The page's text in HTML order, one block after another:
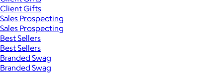
Client Gifts
Sales Prospecting
Sales Prospecting
Best Sellers
Best Sellers
Branded Swag
Branded Swag